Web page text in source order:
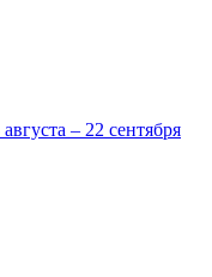
августа – 22 сентября